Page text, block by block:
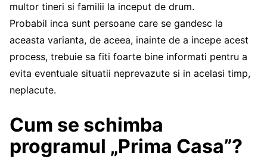
multor tineri si familii la inceput de drum.
Probabil inca sunt persoane care se gandesc la
aceasta varianta, de aceea, inainte de a incepe acest
process, trebuie sa fiti foarte bine informati pentru a
evita eventuale situatii neprevazute si in acelasi timp,
neplacute.
Cum se schimba
programul „Prima Casa”?